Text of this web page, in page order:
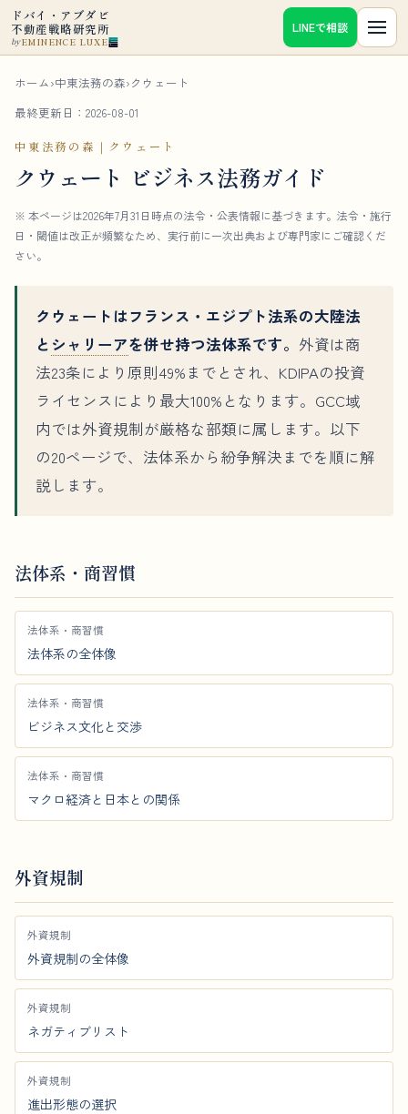
ドバイ・アブダビ
不動産戦略研究所
byEMINENCE LUXE
LINEで相談
ホーム›中東法務の森›クウェート
最終更新日：2026-08-01
中東法務の森｜クウェート
クウェート ビジネス法務ガイド
※ 本ページは2026年7月31日時点の法令・公表情報に基づきます。法令・施行
日・閾値は改正が頻繁なため、実行前に一次出典および専門家にご確認くだ
さい。
クウェートはフランス・エジプト法系の大陸法
と シャリーアを併せ持つ法体系です。 外資は商
法23条により原則49%までとされ、KDIPAの投資
ライセンスにより最大100%となります。GCC域
内では外資規制が厳格な部類に属します。以下
の20ページで、法体系から紛争解決までを順に解
説します。
法体系・商習慣
法体系・商習慣
法体系の全体像
法体系・商習慣
ビジネス文化と交渉
法体系・商習慣
マクロ経済と日本との関係
外資規制
外資規制
外資規制の全体像
外資規制
ネガティブリスト
外資規制
進出形態の選択